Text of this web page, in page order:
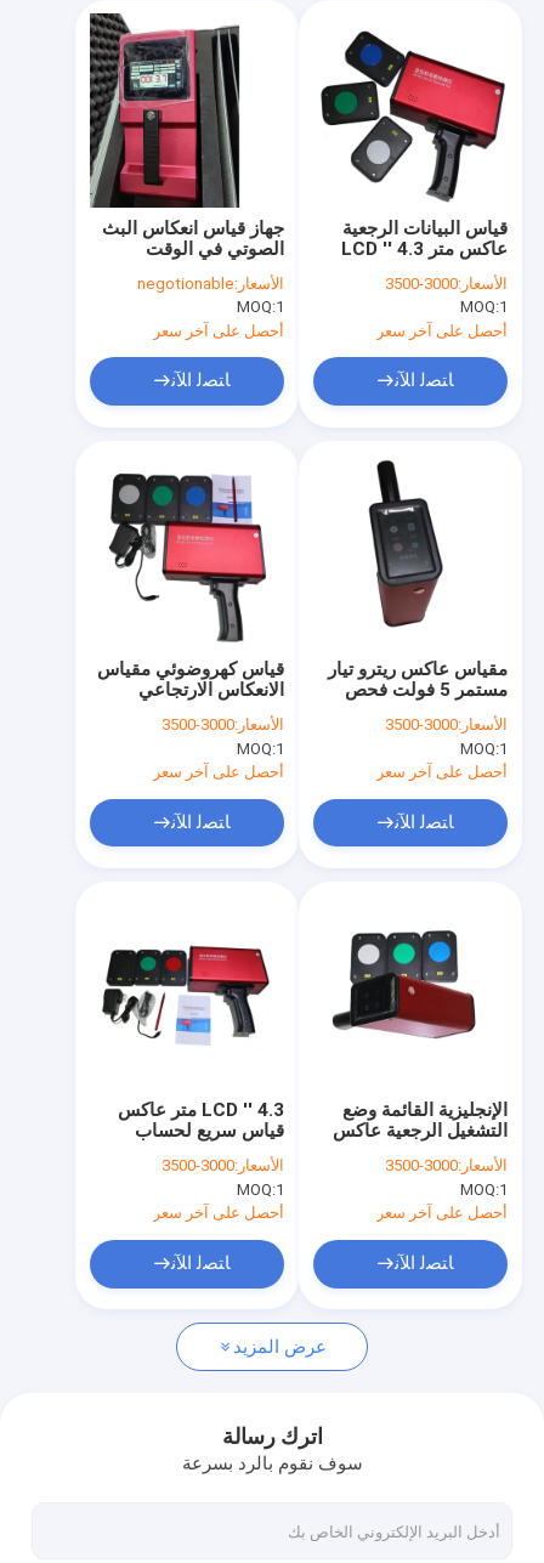
المنتجات
برنامج VR
حولنا
مراقبة الجودة
اتصل بنا
أخبار
مقياس انعكاس انعكاس الرصيف
تسجيل مقياس الانعكاس
جهاز قياس انعكاس البث
الصوتي في الوقت
الحقيقي للبيانات لعلامات
الطريق
الأسعار:negotionable
MOQ:1
أحصل على آخر سعر
ﺎﺘﺼﻟ ﺍﻶﻧ
قياس البيانات الرجعية
عاكس متر 4.3 '' LCD
شاشة تعمل باللمس
بالسعة
الأسعار:3000-3500
MOQ:1
أحصل على آخر سعر
ﺎﺘﺼﻟ ﺍﻶﻧ
قياس كهروضوئي مقياس
الانعكاس الارتجاعي
حساسية عالية إضاءة
منخفضة
الأسعار:3000-3500
MOQ:1
أحصل على آخر سعر
ﺎﺘﺼﻟ ﺍﻶﻧ
مقياس عاكس ريترو تيار
مستمر 5 فولت فحص
تلقائي للصفر والمعايرة
الأسعار:3000-3500
MOQ:1
أحصل على آخر سعر
ﺎﺘﺼﻟ ﺍﻶﻧ
4.3 '' LCD متر عاكس
قياس سريع لحساب
المتوسط
الأسعار:3000-3500
MOQ:1
أحصل على آخر سعر
ﺎﺘﺼﻟ ﺍﻶﻧ
الإنجليزية القائمة وضع
التشغيل الرجعية عاكس
متر عالية الدقة
الأسعار:3000-3500
MOQ:1
أحصل على آخر سعر
ﺎﺘﺼﻟ ﺍﻶﻧ
عرض المزيد
اترك رسالة
سوف نقوم بالرد بسرعة